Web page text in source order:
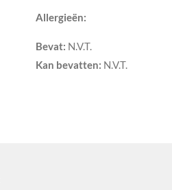
Allergieën:
Bevat: N.V.T.
Kan bevatten: N.V.T.